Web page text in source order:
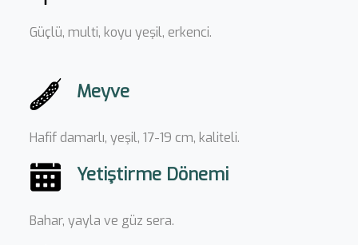
Güçlü, multi, koyu yeşil, erkenci.
Meyve
Hafif damarlı, yeşil, 17-19 cm, kaliteli.
Yetiştirme Dönemi
Bahar, yayla ve güz sera.